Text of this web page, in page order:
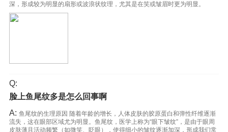
深，形成较为明显的扇形或波浪状纹理，尤其是在笑或皱眉时更为明显。
Q:
脸上鱼尾纹多是怎么回事啊
A: 鱼尾纹的生理原因 随着年龄的增长，人体皮肤的胶原蛋白和弹性纤维逐渐
流失，这在眼部区域尤为明显。鱼尾纹，医学上称为“眼下皱纹”，是由于眼周
皮肤薄且活动频繁（如微笑、眨眼），使得细小的皱纹逐渐加深，形成我们常